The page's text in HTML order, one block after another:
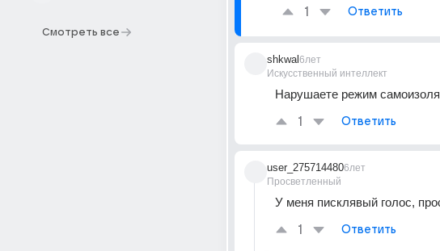
Смотреть все
1 Ответить
shkwal
Искусственный интеллект
6лет
Нарушаете режим
1 Ответить
user_275714480
Просветленный
6лет
У меня писклявый голос,
1 Ответить